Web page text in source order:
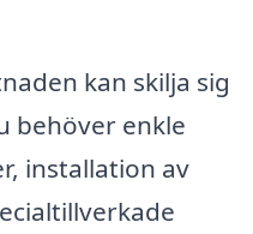
kan skilja sig
behöver enkle
installation av